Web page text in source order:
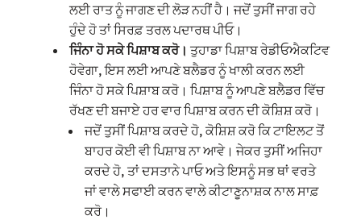
ਲਈ ਰਾਤ ਨੂੰ ਜਾਗਣ ਦੀ ਲੋੜ ਨਹੀਂ ਹੈ। ਜਦੋਂ ਤੁਸੀਂ ਜਾਗ ਰਹੇ
ਹੁੰਦੇ ਹੋ ਤਾਂ ਸਿਰਫ਼ ਤਰਲ ਪਦਾਰਥ ਪੀਓ।
ਜਿੰਨਾ ਹੋ ਸਕੇ ਪਿਸ਼ਾਬ ਕਰੋ। ਤੁਹਾਡਾ ਪਿਸ਼ਾਬ ਰੇਡੀਓਐਕਟਿਵ
ਹੋਵੇਗਾ, ਇਸ ਲਈ ਆਪਣੇ ਬਲੈਡਰ ਨੂੰ ਖਾਲੀ ਕਰਨ ਲਈ
ਜਿੰਨਾ ਹੋ ਸਕੇ ਪਿਸ਼ਾਬ ਕਰੋ। ਪਿਸ਼ਾਬ ਨੂੰ ਆਪਣੇ ਬਲੈਡਰ ਵਿੱਚ
ਰੱਖਣ ਦੀ ਬਜਾਏ ਹਰ ਵਾਰ ਪਿਸ਼ਾਬ ਕਰਨ ਦੀ ਕੋਸ਼ਿਸ਼ ਕਰੋ।
ਜਦੋਂ ਤੁਸੀਂ ਪਿਸ਼ਾਬ ਕਰਦੇ ਹੋ, ਕੋਸ਼ਿਸ਼ ਕਰੋ ਕਿ ਟਾਇਲਟ ਤੋਂ
ਬਾਹਰ ਕੋਈ ਵੀ ਪਿਸ਼ਾਬ ਨਾ ਆਵੇ। ਜੇਕਰ ਤੁਸੀਂ ਅਜਿਹਾ
ਕਰਦੇ ਹੋ, ਤਾਂ ਦਸਤਾਨੇ ਪਾਓ ਅਤੇ ਇਸਨੂੰ ਸਭ ਥਾਂ ਵਰਤੇ
ਜਾਂ ਵਾਲੇ ਸਫਾਈ ਕਰਨ ਵਾਲੇ ਕੀਟਾਣੂਨਾਸ਼ਕ ਨਾਲ ਸਾਫ਼
ਕਰੋ।